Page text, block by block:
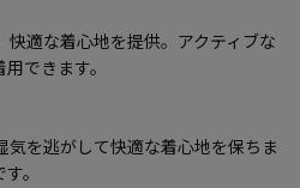
適な着心地を提供。アクティブな
できます。
を逃がして快適な着心地を保ちま
。